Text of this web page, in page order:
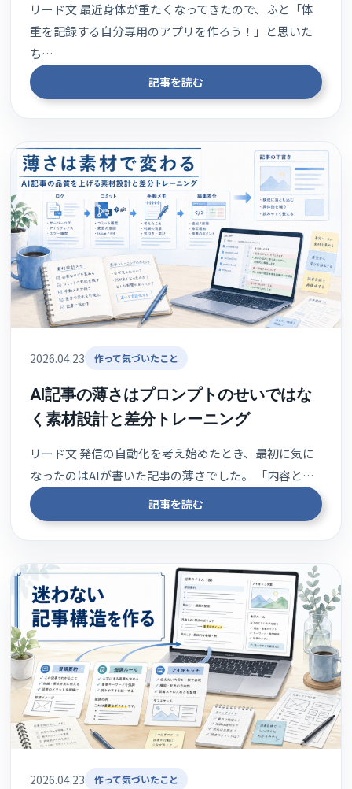
リード文 最近身体が重たくなってきたので、ふと「体
重を記録する自分専用のアプリを作ろう！」と思いた
ち…
記事を読む
2026.04.23 作って気づいたこと
AI記事の薄さはプロンプトのせいではな
く素材設計と差分トレーニング
リード文 発信の自動化を考え始めたとき、最初に気に
なったのはAIが書いた記事の薄さでした。 「内容と…
記事を読む
2026.04.23 作って気づいたこと